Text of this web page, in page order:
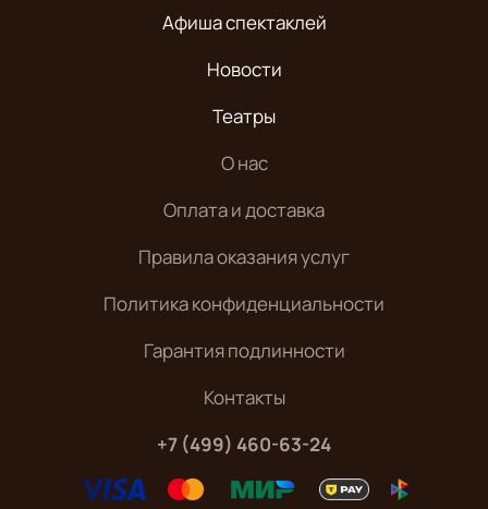
Афиша спектаклей
Новости
Театры
О нас
Оплата и доставка
Правила оказания услуг
Политика конфиденциальности
Гарантия подлинности
Контакты
+7 (499) 460-63-24